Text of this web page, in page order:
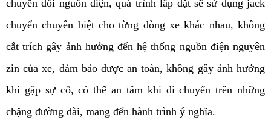
chuyển đổi nguồn điện, quá trình lắp đặt sẽ sử dụng jack
chuyển chuyên biệt cho từng dòng xe khác nhau, không
cắt trích gây ảnh hưởng đến hệ thống nguồn điện nguyên
zin của xe, đảm bảo được an toàn, không gây ảnh hưởng
khi gặp sự cố, có thể an tâm khi di chuyển trên những
chặng đường dài, mang đến hành trình ý nghĩa.